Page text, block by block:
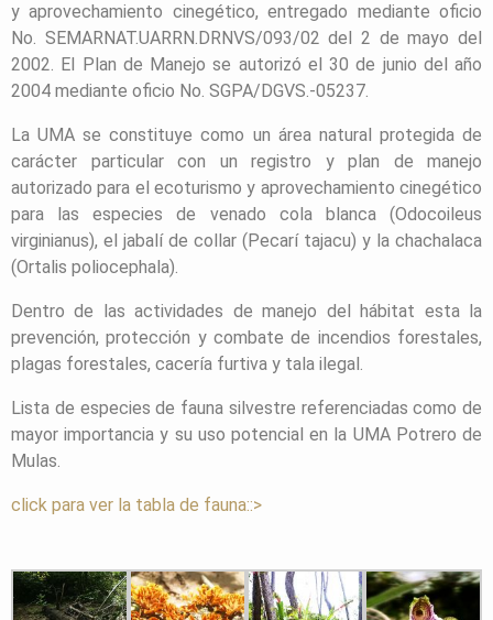
y aprovechamiento cinegético, entregado mediante oficio
No. SEMARNAT.UARRN.DRNVS/093/02 del 2 de mayo del
2002. El Plan de Manejo se autorizó el 30 de junio del año
2004 mediante oficio No. SGPA/DGVS.-05237.
La UMA se constituye como un área natural protegida de
carácter particular con un registro y plan de manejo
autorizado para el ecoturismo y aprovechamiento cinegético
para las especies de venado cola blanca (Odocoileus
virginianus), el jabalí de collar (Pecarí tajacu) y la chachalaca
(Ortalis poliocephala).
Dentro de las actividades de manejo del hábitat esta la
prevención, protección y combate de incendios forestales,
plagas forestales, cacería furtiva y tala ilegal.
Lista de especies de fauna silvestre referenciadas como de
mayor importancia y su uso potencial en la UMA Potrero de
Mulas.
click para ver la tabla de fauna::>